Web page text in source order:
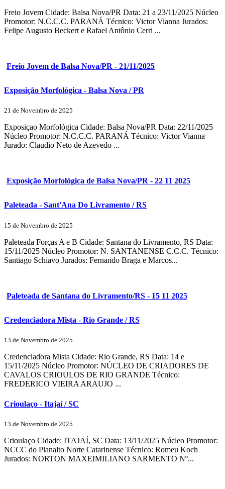
Freio Jovem Cidade: Balsa Nova/PR Data: 21 a 23/11/2025 Núcleo
Promotor: N.C.C.C. PARANÁ Técnico: Victor Vianna Jurados:
Felipe Augusto Beckert e Rafael Antônio Cerri ...
Freio Jovem de Balsa Nova/PR - 21/11/2025
Exposição Morfológica - Balsa Nova / PR
21 de Novembro de 2025
Exposiçao Morfológica Cidade: Balsa Nova/PR Data: 22/11/2025
Núcleo Promotor: N.C.C.C. PARANÁ Técnico: Victor Vianna
Jurado: Claudio Neto de Azevedo ...
Exposição Morfológica de Balsa Nova/PR - 22 11 2025
Paleteada - Sant'Ana Do Livramento / RS
15 de Novembro de 2025
Paleteada Forças A e B Cidade: Santana do Livramento, RS Data:
15/11/2025 Núcleo Promotor: N. SANTANENSE C.C.C. Técnico:
Santiago Schiavo Jurados: Fernando Braga e Marcos...
Paleteada de Santana do Livramento/RS - 15 11 2025
Credenciadora Mista - Rio Grande / RS
13 de Novembro de 2025
Credenciadora Mista Cidade: Rio Grande, RS Data: 14 e
15/11/2025 Núcleo Promotor: NÚCLEO DE CRIADORES DE
CAVALOS CRIOULOS DE RIO GRANDE Técnico:
FREDERICO VIEIRA ARAUJO ...
Crioulaço - Itajaí / SC
13 de Novembro de 2025
Crioulaço Cidade: ITAJAÍ, SC Data: 13/11/2025 Núcleo Promotor:
NCCC do Planalto Norte Catarinense Técnico: Romeu Koch
Jurados: NORTON MAXEIMILIANO SARMENTO Nº...